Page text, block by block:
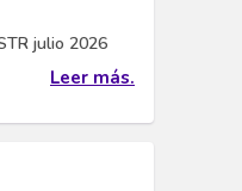
julio 2026
Leer más.